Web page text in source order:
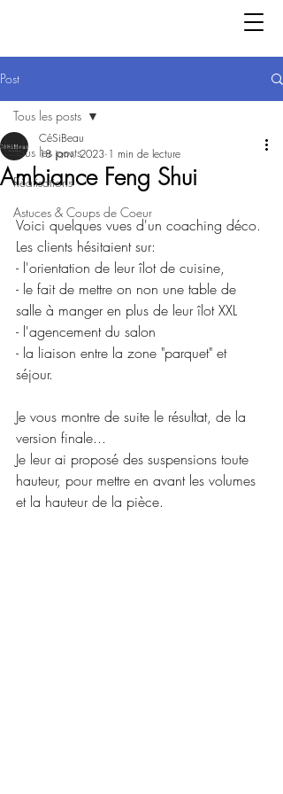
Post
Tous les posts
Réalisations
Astuces & Coups de Coeur
Tous les posts
Ambiance Feng Shui
CéSiBeau
18 janv. 2023 1 min de lecture
Voici quelques vues d'un coaching déco.
Les clients hésitaient sur:
- l'orientation de leur îlot de cuisine,
- le fait de mettre on non une table de
salle à manger en plus de leur îlot XXL
- l'agencement du salon
- la liaison entre la zone "parquet" et
séjour.
Je vous montre de suite le résultat, de la
version finale...
Je leur ai proposé des suspensions toute
hauteur, pour mettre en avant les volumes
et la hauteur de la pièce.